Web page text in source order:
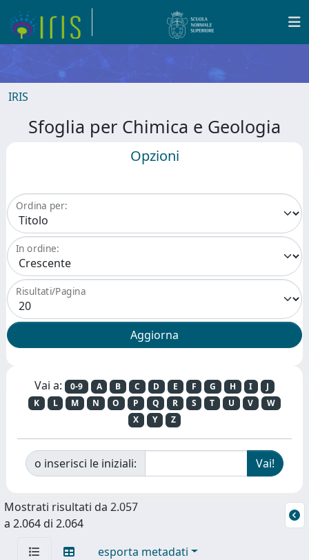
IRIS
Sfoglia per Chimica e Geologia
Opzioni
Ordina per:
In ordine:
Risultati/Pagina
Vai a: 0-9 A B C D E F G H I
J
K
L M N O P Q R S T U V
W
X
Y Z
o inserisci le iniziali:
Mostrati risultati da 2.057
a 2.064 di 2.064
esporta metadati